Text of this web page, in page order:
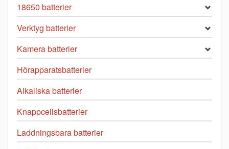
18650 batterier
Verktyg batterier
Kamera batterier
Hörapparatsbatterier
Alkaliska batterier
Knappcellsbatterier
Laddningsbara batterier